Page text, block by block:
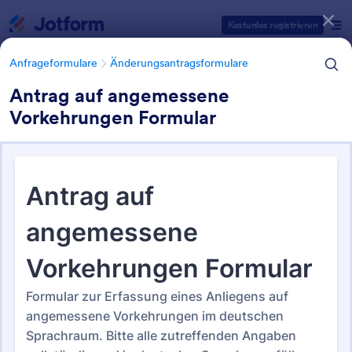
Kostenlos registrieren
Anfrageformulare Änderungsantragsformulare
Antrag auf angemessene
Vorkehrungen Formular
Änderungsantragsformulare
29 Vorlagen
Formularvorlagen Kategorien